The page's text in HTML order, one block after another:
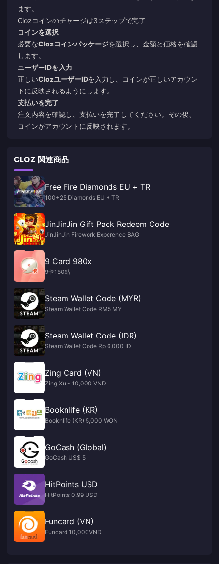
ます。
Clozコインのチャージは3ステップで完了
コインを選択
必要なClozコインパッケージを選択し、金額と価格を確認
します。
ユーザーIDを入力
正しいClozユーザーIDを入力し、コインが正しいアカウン
トに反映されるようにします。
支払いを完了
注文内容を確認し、支払いを完了してください。その後、
コインがアカウントに反映されます。
CLOZ 関連商品
Free Fire Diamonds EU + TR
100+25 Diamonds EU + TR
JinJinJin Gift Pack Redeem Code
JinJinJin Firework Experence BAG
9 Card 980x
9卡150點
Steam Wallet Code (MYR)
Steam Wallet Code RM5 MY
Steam Wallet Code (IDR)
Steam Wallet Code Rp 6,000 ID
Zing Card (VN)
Zing Xu - 10,000 VND
Booknlife (KR)
Booknlife (KR) 5,000 WON
GoCash (Global)
GoCash US$ 5
HitPoints USD
HitPoints 0.99 USD
Funcard (VN)
Funcard 10,000VND